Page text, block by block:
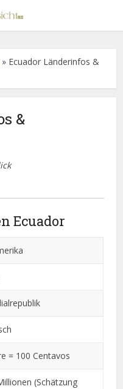
» Ecuador Länderinfos &
&
Ecuador
= 100 Centavos
(Schätzung